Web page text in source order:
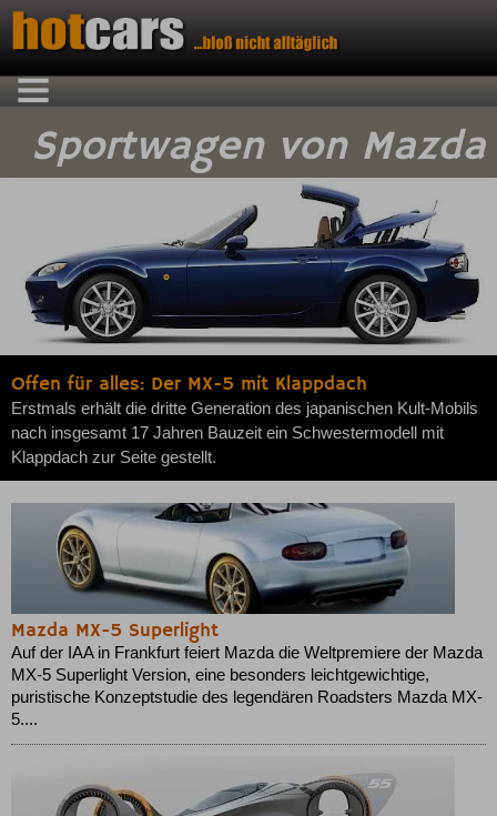
Sportwagen von Mazda
Offen für alles: Der MX-5 mit Klappdach
Erstmals erhält die dritte Generation des japanischen Kult-Mobils
nach insgesamt 17 Jahren Bauzeit ein Schwestermodell mit
Klappdach zur Seite gestellt.
Mazda MX-5 Superlight
Auf der IAA in Frankfurt feiert Mazda die Weltpremiere der Mazda
MX-5 Superlight Version, eine besonders leichtgewichtige,
puristische Konzeptstudie des legendären Roadsters Mazda MX-
5....